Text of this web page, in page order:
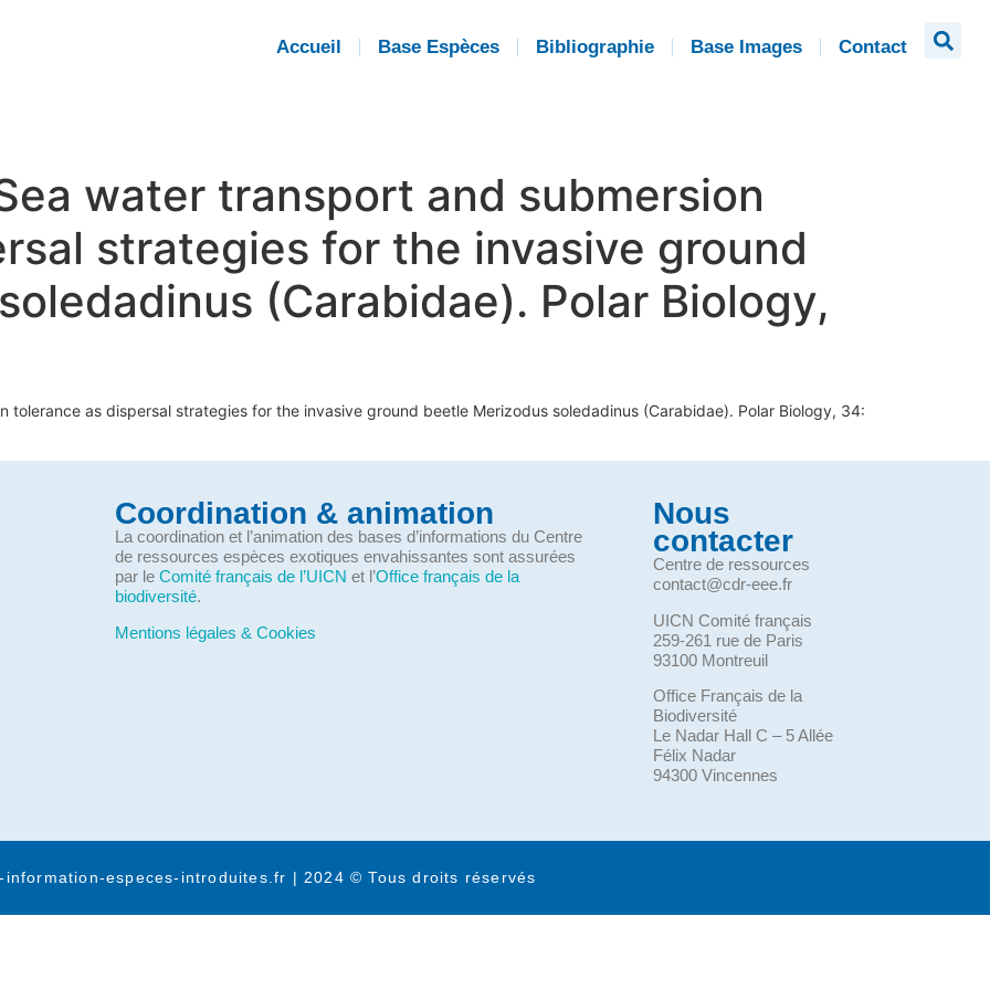
Accueil Base Espèces Bibliographie Base Images Contact
water transport and submersion
strategies for the invasive ground
(Carabidae). Polar Biology,
tolerance as dispersal strategies for the invasive ground beetle Merizodus soledadinus (Carabidae). Polar Biology, 34:
Coordination & animation
La coordination et l’animation des bases d’informations du Centre
de ressources espèces exotiques envahissantes sont assurées
par le Comité français de l’UICN et l’Office français de la
biodiversité.
Mentions légales & Cookies
Nous
contacter
Centre de ressources
contact@cdr-eee.fr
UICN Comité français
259-261 rue de Paris
93100 Montreuil
Office Français de la
Biodiversité
Le Nadar Hall C – 5 Allée
Félix Nadar
94300 Vincennes
information-especes-introduites.fr | 2024 © Tous droits réservés